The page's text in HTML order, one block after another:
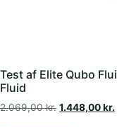
Test af Elite Qubo
Fluid
2.069,00kr. 1.448,00kr.